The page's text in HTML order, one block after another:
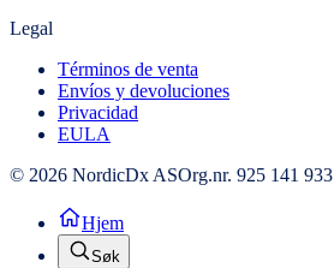
Legal
Términos de venta
Envíos y devoluciones
Privacidad
EULA
© 2026 NordicDx ASOrg.nr. 925 141 933
Hjem
Søk